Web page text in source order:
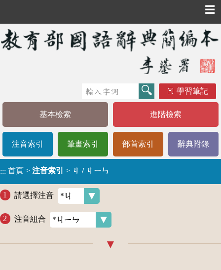
☰
學習筆記
基本檢索 進階檢索
注音索引 筆畫索引 部首索引 辭典附錄
::: 首頁 > 注音索引 > ㄐ / ㄐㄧㄣ
請選擇注音
注音組合